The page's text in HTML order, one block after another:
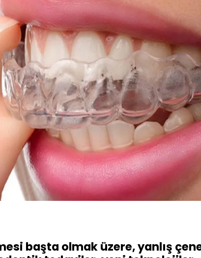
başta olmak üzere, yanlış